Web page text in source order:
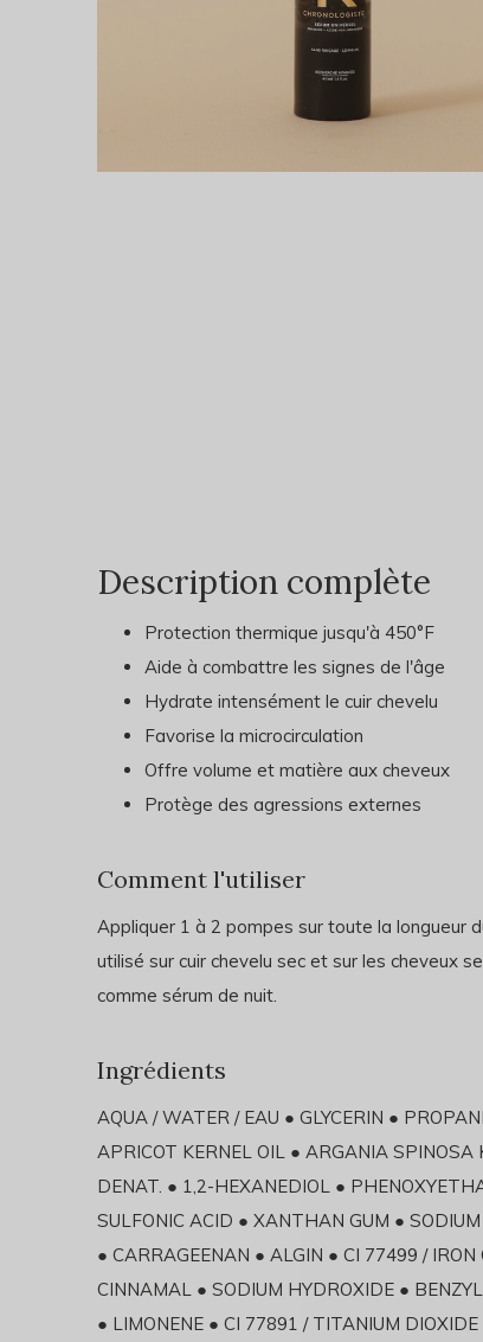
Description complète
Protection thermique jusqu'à 450°F
Aide à combattre les signes de l'âge
Hydrate intensément le cuir chevelu
Favorise la microcirculation
Offre volume et matière aux cheveux
Protège des agressions externes
Comment l'utiliser
Appliquer 1 à 2 pompes sur toute la longueur
utilisé sur cuir chevelu sec et sur les cheveux
comme sérum de nuit.
Ingrédients
AQUA / WATER / EAU ● GLYCERIN ●
APRICOT KERNEL OIL ● ARGANIA SPINOSA
DENAT. ● 1,2-HEXANEDIOL ●
SULFONIC ACID ● XANTHAN GUM ●
● CARRAGEENAN ● ALGIN ● CI 77499 /
CINNAMAL ● SODIUM HYDROXIDE ●
● LIMONENE ● CI 77891 / TITANIUM